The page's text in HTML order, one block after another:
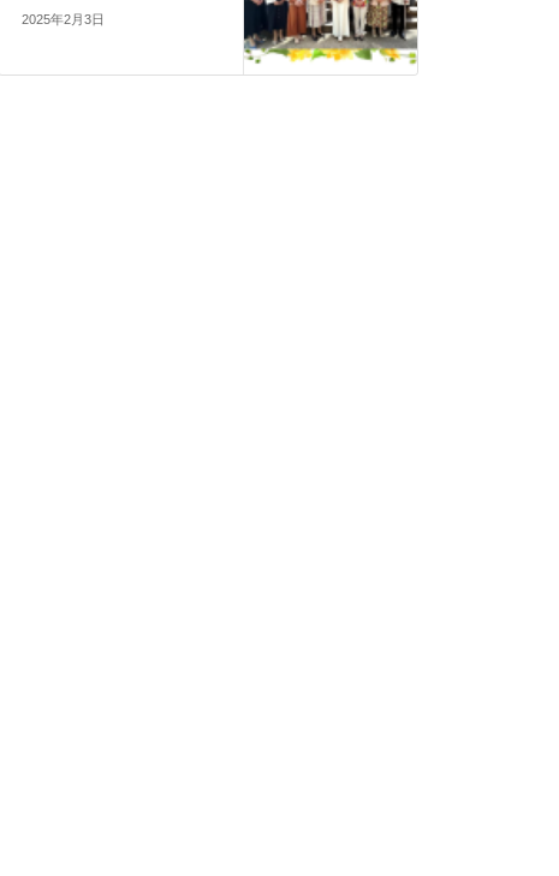
2025年2月3日